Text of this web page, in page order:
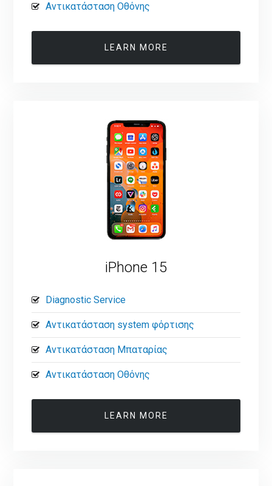
Αντικατάσταση Οθόνης
LEARN MORE
iPhone 15
Diagnostic Service
Αντικατάσταση system φόρτισης
Αντικατάσταση Μπαταρίας
Αντικατάσταση Οθόνης
LEARN MORE